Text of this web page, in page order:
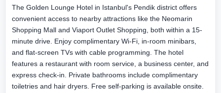
The Golden Lounge Hotel in Istanbul's Pendik district offers
convenient access to nearby attractions like the Neomarin
Shopping Mall and Viaport Outlet Shopping, both within a 15-
minute drive. Enjoy complimentary Wi-Fi, in-room minibars,
and flat-screen TVs with cable programming. The hotel
features a restaurant with room service, a business center, and
express check-in. Private bathrooms include complimentary
toiletries and hair dryers. Free self-parking is available onsite.